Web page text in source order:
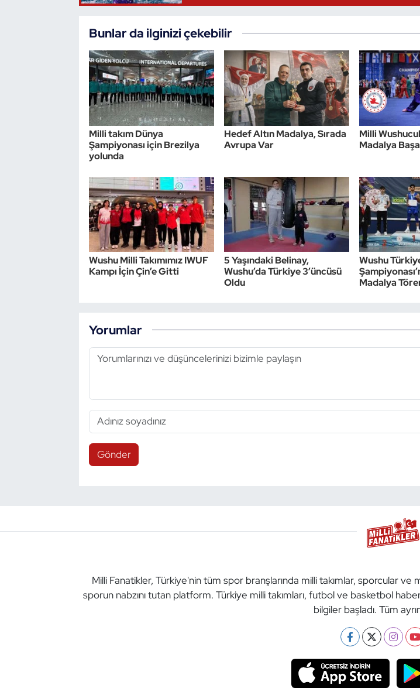
Bunlar da ilginizi çekebilir
Milli takım Dünya
Şampiyonası için Brezilya
yolunda
Hedef Altın Madalya, Sırada
Avrupa Var
Milli
Madalya
Wushu Milli Takımımız IWUF
Kampı İçin Çin’e Gitti
5 Yaşındaki Belinay,
Wushu’da Türkiye 3’üncüsü
Oldu
Wushu
Madalya
Yorumlar
Gönder
Milli Fanatikler, Türkiye'nin tüm spor branşlarında milli takımlar, sporcular
sporun nabzını tutan platform. Türkiye milli takımları, futbol ve basketbol
bilgiler başladı. Tüm
Sualtı Sporları
Vücut Geliştirme Fitness
Wushu Kungfu